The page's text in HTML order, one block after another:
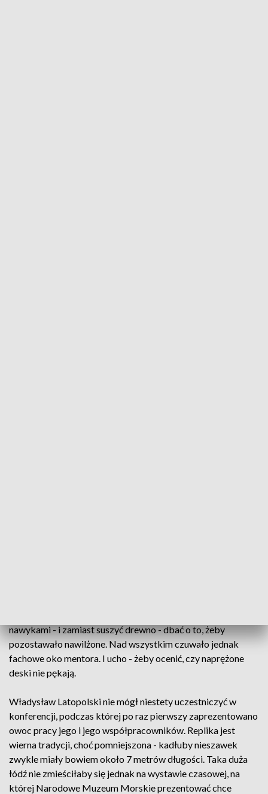
nawykami - i zamiast suszyć drewno - dbać o to, żeby
pozostawało nawilżone. Nad wszystkim czuwało jednak
fachowe oko mentora. I ucho - żeby ocenić, czy naprężone
deski nie pękają.
Władysław Latopolski nie mógł niestety uczestniczyć w
konferencji, podczas której po raz pierwszy zaprezentowano
owoc pracy jego i jego współpracowników. Replika jest
wierna tradycji, choć pomniejszona - kadłuby nieszawek
zwykle miały bowiem około 7 metrów długości. Taka duża
łódź nie zmieściłaby się jednak na wystawie czasowej, na
której Narodowe Muzeum Morskie prezentować chce